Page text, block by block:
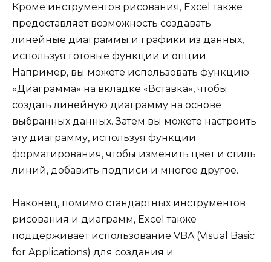
Кроме инструментов рисования, Excel также
предоставляет возможность создавать
линейные диаграммы и графики из данных,
используя готовые функции и опции.
Например, вы можете использовать функцию
«Диаграмма» на вкладке «Вставка», чтобы
создать линейную диаграмму на основе
выбранных данных. Затем вы можете настроить
эту диаграмму, используя функции
форматирования, чтобы изменить цвет и стиль
линий, добавить подписи и многое другое.
Наконец, помимо стандартных инструментов
рисования и диаграмм, Excel также
поддерживает использование VBA (Visual Basic
for Applications) для создания и